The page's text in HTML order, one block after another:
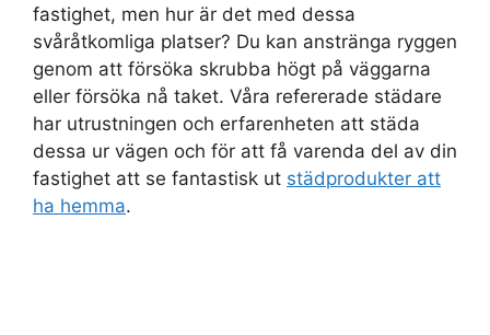
fastighet, men hur är det med dessa
svåråtkomliga platser? Du kan anstränga ryggen
genom att försöka skrubba högt på väggarna
eller försöka nå taket. Våra refererade städare
har utrustningen och erfarenheten att städa
dessa ur vägen och för att få varenda del av din
fastighet att se fantastisk ut städprodukter att
ha hemma.